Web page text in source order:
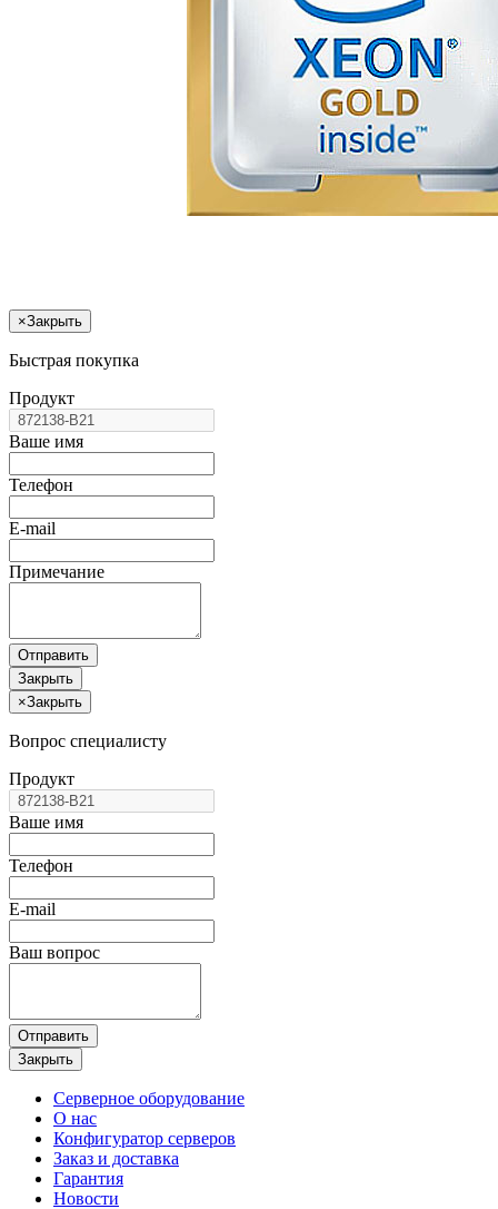
×Закрыть
Быстрая покупка
Продукт
Ваше имя
Телефон
E-mail
Примечание
Отправить
Закрыть
×Закрыть
Вопрос специалисту
Продукт
Ваше имя
Телефон
E-mail
Ваш вопрос
Отправить
Закрыть
Серверное оборудование
О нас
Конфигуратор серверов
Заказ и доставка
Гарантия
Новости